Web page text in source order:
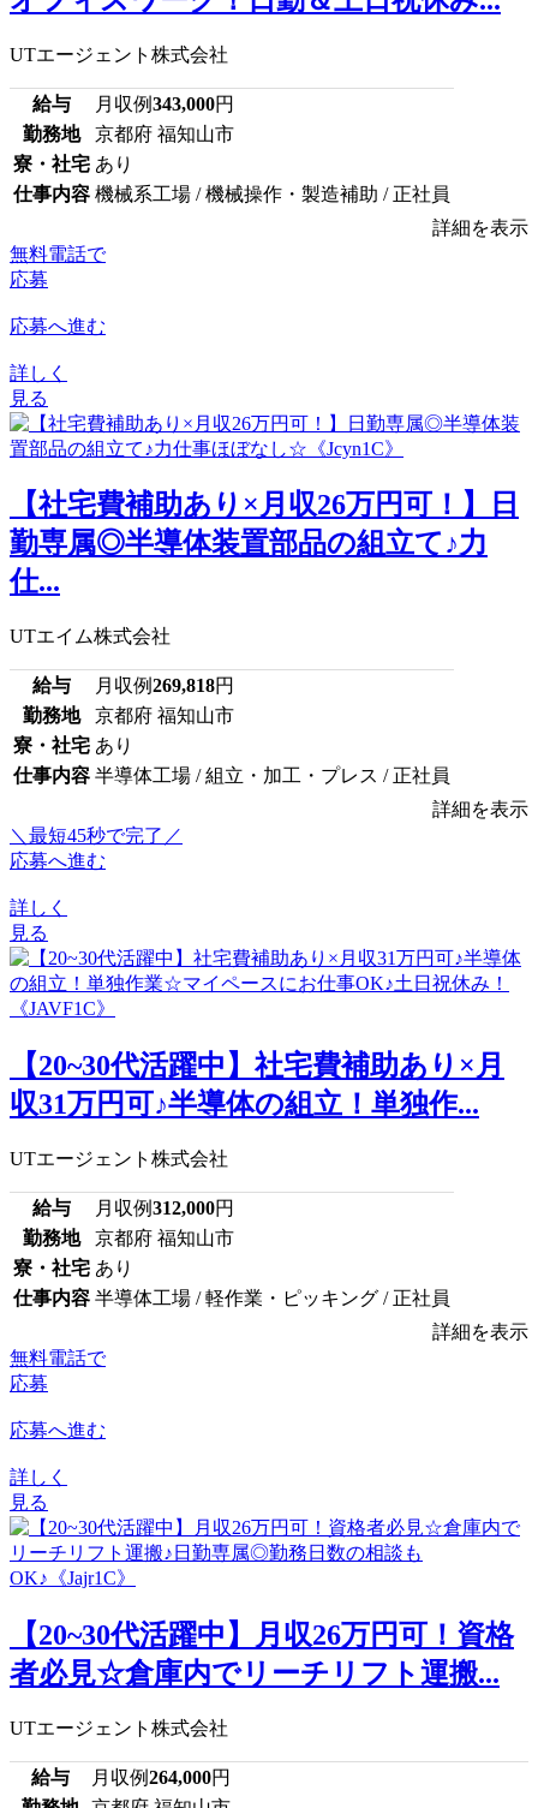
UTエージェント株式会社
給与 月収例343,000円
勤務地
京都府 福知山市
寮・社宅 あり
仕事内容 機械系工場 / 機械操作・製造補助 / 正社員
詳細を表示
無料電話で
応募
応募へ進む
詳しく
見る
【社宅費補助あり×月収26万円可！】日
勤専属◎半導体装置部品の組立て♪力
仕...
UTエイム株式会社
給与 月収例269,818円
勤務地
京都府 福知山市
寮・社宅 あり
仕事内容 半導体工場 / 組立・加工・プレス / 正社員
詳細を表示
＼最短45秒で完了／
応募へ進む
詳しく
見る
【20~30代活躍中】社宅費補助あり×月
収31万円可♪半導体の組立！単独作...
UTエージェント株式会社
給与 月収例312,000円
勤務地
京都府 福知山市
寮・社宅 あり
仕事内容 半導体工場 / 軽作業・ピッキング / 正社員
詳細を表示
無料電話で
応募
応募へ進む
詳しく
見る
【20~30代活躍中】月収26万円可！資格
者必見☆倉庫内でリーチリフト運搬...
UTエージェント株式会社
給与 月収例264,000円